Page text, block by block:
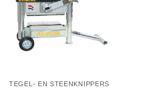
TEGEL- EN STEENKNIPPERS